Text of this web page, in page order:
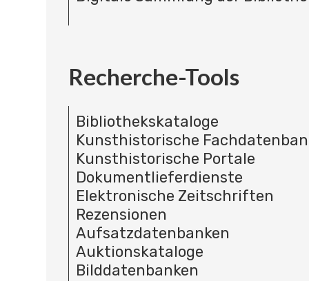
Recherche-Tools
Bibliothekskataloge
Kunsthistorische
Kunsthistorische Portale
Dokumentlieferdienste
Elektronische Zeitschriften
Rezensionen
Aufsatzdatenbanken
Auktionskataloge
Bilddatenbanken